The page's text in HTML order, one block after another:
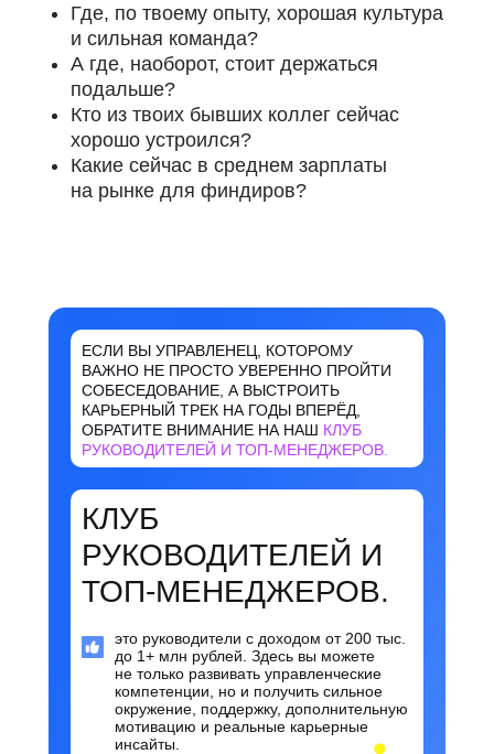
Где, по твоему опыту, хорошая культура
и сильная команда?
А где, наоборот, стоит держаться
подальше?
Кто из твоих бывших коллег сейчас
хорошо устроился?
Какие сейчас в среднем зарплаты
на рынке для финдиров?
ЕСЛИ ВЫ УПРАВЛЕНЕЦ, КОТОРОМУ
ВАЖНО НЕ ПРОСТО УВЕРЕННО ПРОЙТИ
СОБЕСЕДОВАНИЕ, А ВЫСТРОИТЬ
КАРЬЕРНЫЙ ТРЕК НА ГОДЫ ВПЕРЁД,
ОБРАТИТЕ ВНИМАНИЕ НА НАШ КЛУБ
РУКОВОДИТЕЛЕЙ И ТОП-МЕНЕДЖЕРОВ.
это руководители с доходом от 200 тыс.
до 1+ млн рублей. Здесь вы можете
не только развивать управленческие
компетенции, но и получить сильное
окружение, поддержку, дополнительную
мотивацию и реальные карьерные
инсайты.
КЛУБ
РУКОВОДИТЕЛЕЙ И
ТОП-МЕНЕДЖЕРОВ.